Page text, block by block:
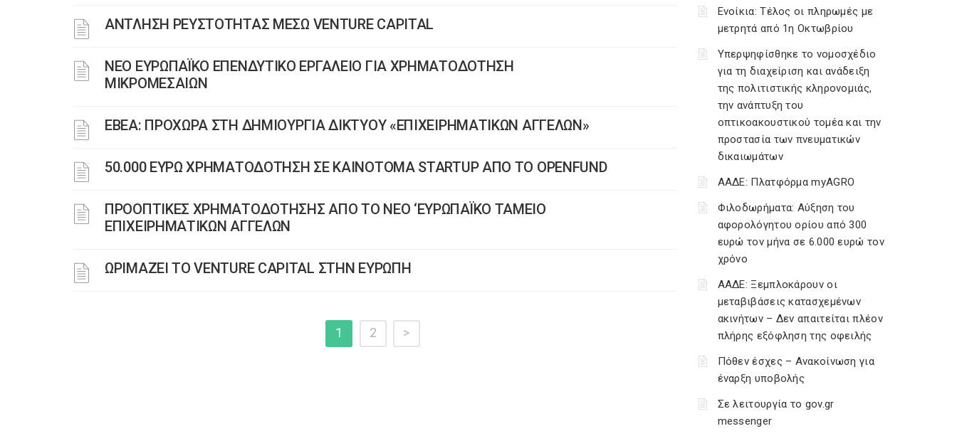
ΑΝΤΛΗΣΗ ΡΕΥΣΤΟΤΗΤΑΣ ΜΕΣΩ VENTURE CAPITAL
ΝΕΟ ΕΥΡΩΠΑΪΚΟ ΕΠΕΝΔΥΤΙΚΟ ΕΡΓΑΛΕΙΟ ΓΙΑ ΧΡΗΜΑΤΟΔΟΤΗΣΗ
ΜΙΚΡΟΜΕΣΑΙΩΝ
ΕΒΕΑ: ΠΡΟΧΩΡΑ ΣΤΗ ΔΗΜΙΟΥΡΓΙΑ ΔΙΚΤΥΟΥ «ΕΠΙΧΕΙΡΗΜΑΤΙΚΩΝ ΑΓΓΕΛΩΝ»
50.000 ΕΥΡΩ ΧΡΗΜΑΤΟΔΟΤΗΣΗ ΣΕ ΚΑΙΝΟΤΟΜΑ STARTUP ΑΠΟ ΤΟ OPENFUND
ΠΡΟΟΠΤΙΚΕΣ ΧΡΗΜΑΤΟΔΟΤΗΣΗΣ ΑΠΟ ΤΟ ΝΕΟ ‘ΕΥΡΩΠΑΪΚΟ ΤΑΜΕΙΟ
ΕΠΙΧΕΙΡΗΜΑΤΙΚΩΝ ΑΓΓΕΛΩΝ
ΩΡΙΜΑΖΕΙ ΤΟ VENTURE CAPITAL ΣΤΗΝ ΕΥΡΩΠΗ
1 2 >
Ενοίκια: Τέλος οι πληρωμές με
μετρητά από 1η Οκτωβρίου
Υπερψηφίσθηκε το νομοσχέδιο
για τη διαχείριση και ανάδειξη
της πολιτιστικής κληρονομιάς,
την ανάπτυξη του
οπτικοακουστικού τομέα και την
προστασία των πνευματικών
δικαιωμάτων
ΑΑΔΕ: Πλατφόρμα myAGRO
Φιλοδωρήματα: Αύξηση του
αφορολόγητου ορίου από 300
ευρώ τον μήνα σε 6.000 ευρώ τον
χρόνο
ΑΑΔΕ: Ξεμπλοκάρουν οι
μεταβιβάσεις κατασχεμένων
ακινήτων – Δεν απαιτείται πλέον
πλήρης εξόφληση της οφειλής
Πόθεν έσχες – Ανακοίνωση για
έναρξη υποβολής
Σε λειτουργία το gov.gr
messenger